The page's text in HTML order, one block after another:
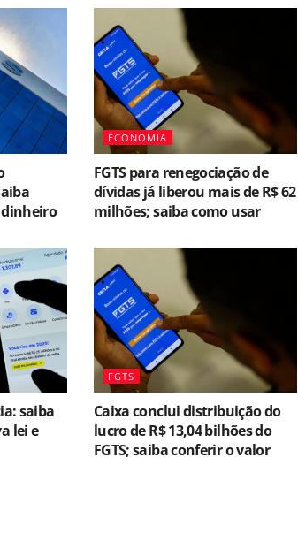
dinheiro
ECONOMIA
FGTS para renegociação de
dívidas já liberou mais de R$ 62
milhões; saiba como usar
saiba
lei e
FGTS
Caixa conclui distribuição do
lucro de R$ 13,04 bilhões do
FGTS; saiba conferir o valor